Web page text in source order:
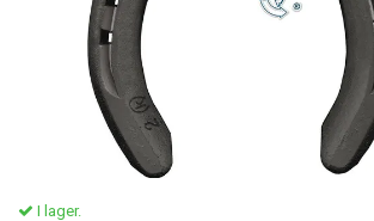
I lager.